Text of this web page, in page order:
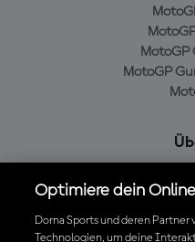
MotoGP
MotoGP
Optimiere dein
Dorna Sports und deren Partner
Technologien, um deine